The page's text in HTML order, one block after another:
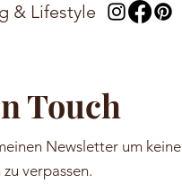
& Lifestyle
Touch
Newsletter um keine
verpassen.